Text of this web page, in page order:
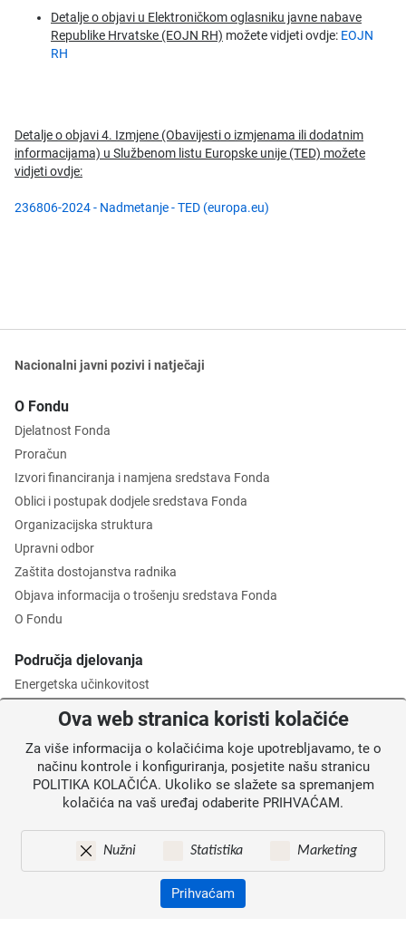
Detalje o objavi u Elektroničkom oglasniku javne nabave
Republike Hrvatske (EOJN RH) možete vidjeti ovdje: EOJN
RH
Detalje o objavi 4. Izmjene (Obavijesti o izmjenama ili dodatnim
informacijama) u Službenom listu Europske unije (TED) možete
vidjeti ovdje:
236806-2024 - Nadmetanje - TED (europa.eu)
Nacionalni javni pozivi i natječaji
O Fondu
Djelatnost Fonda
Proračun
Izvori financiranja i namjena sredstava Fonda
Oblici i postupak dodjele sredstava Fonda
Organizacijska struktura
Upravni odbor
Zaštita dostojanstva radnika
Objava informacija o trošenju sredstava Fonda
O Fondu
Područja djelovanja
Energetska učinkovitost
Posredničko tijelo razine 2
Informacije za korisnike
Mapa weba
Ova web stranica koristi kolačiće
Za više informacija o kolačićima koje upotrebljavamo, te o
načinu kontrole i konfiguriranja, posjetite našu stranicu
POLITIKA KOLAČIĆA. Ukoliko se slažete sa spremanjem
kolačića na vaš uređaj odaberite PRIHVAĆAM.
Nužni Statistika Marketing
Prihvaćam